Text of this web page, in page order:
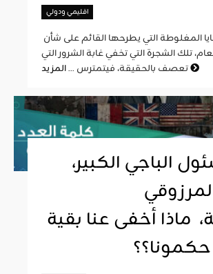
اقليمي ودولي
تلك الشجرة التي تخفي غابة الشرور التي
تعصف بالحقيقة، فيتمترس ...
الباجي الكبير،
ماذا أخفى عنا بقية